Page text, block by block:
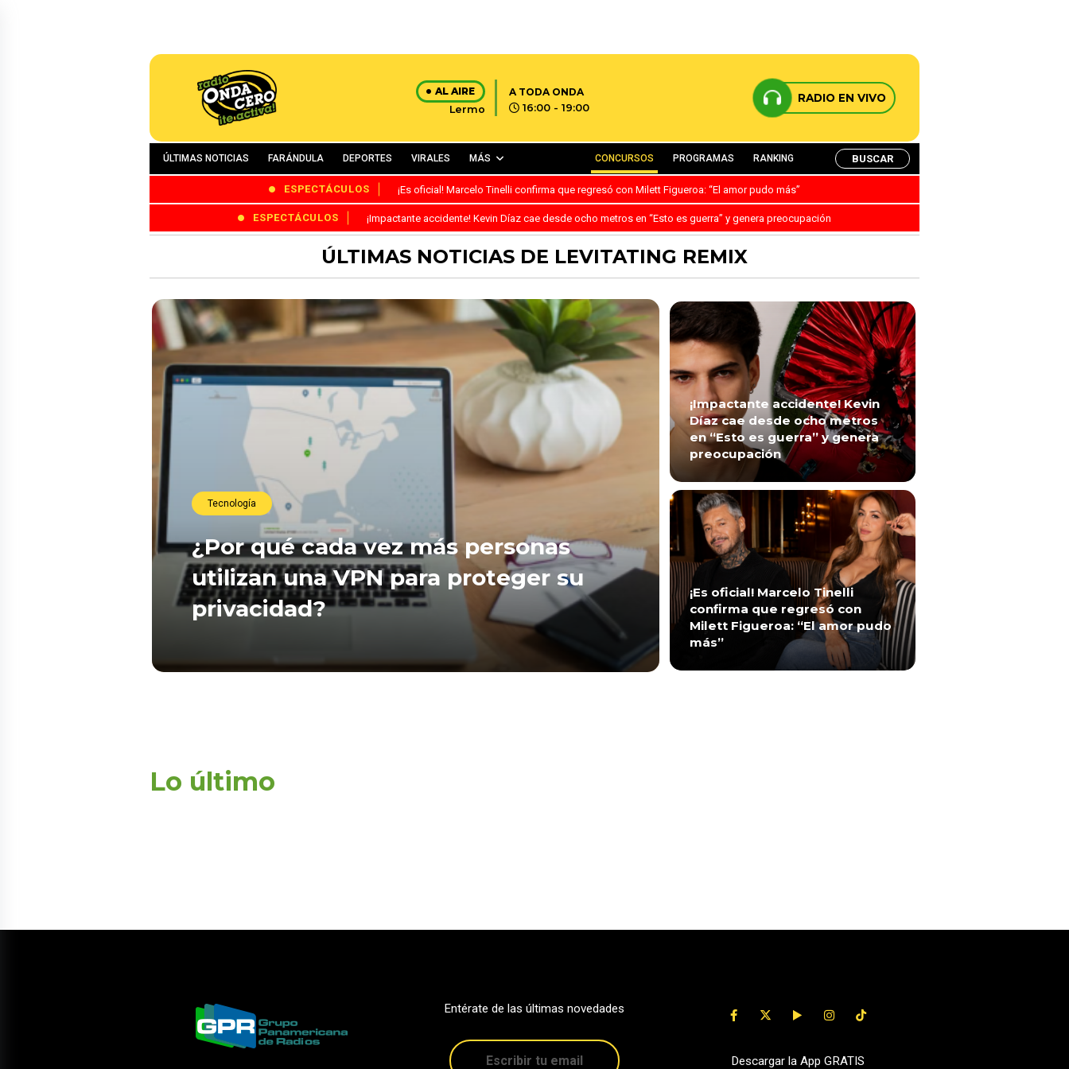
AL AIRE
Lermo
A TODA ONDA
16:00 - 19:00
RADIO EN VIVO
ÚLTIMAS NOTICIAS FARÁNDULA DEPORTES VIRALES MÁS CONCURSOS PROGRAMAS RANKING BUSCAR
ESPECTÁCULOS ¡Es oficial! Marcelo Tinelli confirma que regresó con Milett Figueroa: “El amor pudo más”
ESPECTÁCULOS ¡Impactante accidente! Kevin Díaz cae desde ocho metros en “Esto es guerra” y genera preocupación
ÚLTIMAS NOTICIAS DE LEVITATING REMIX
Tecnología
¿Por qué cada vez más personas
utilizan una VPN para proteger su
privacidad?
¡Impactante accidente! Kevin
Díaz cae desde ocho metros
en “Esto es guerra” y genera
preocupación
¡Es oficial! Marcelo Tinelli
confirma que regresó con
Milett Figueroa: “El amor pudo
más”
Lo último
Entérate de las últimas novedades
Descargar la App GRATIS